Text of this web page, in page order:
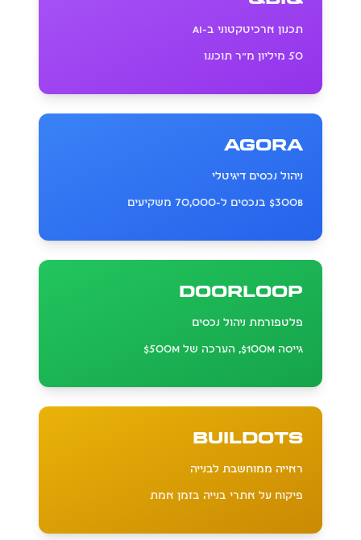
תכנון ארכיטקטוני ב-AI
50 מיליון מ״ר תוכננו
Agora
ניהול נכסים דיגיטלי
$300B בנכסים ל-70,000 משקיעים
DoorLoop
פלטפורמת ניהול נכסים
גייסה $100M, הערכה של $500M
Buildots
ראייה ממוחשבת לבנייה
פיקוח על אתרי בנייה בזמן אמת